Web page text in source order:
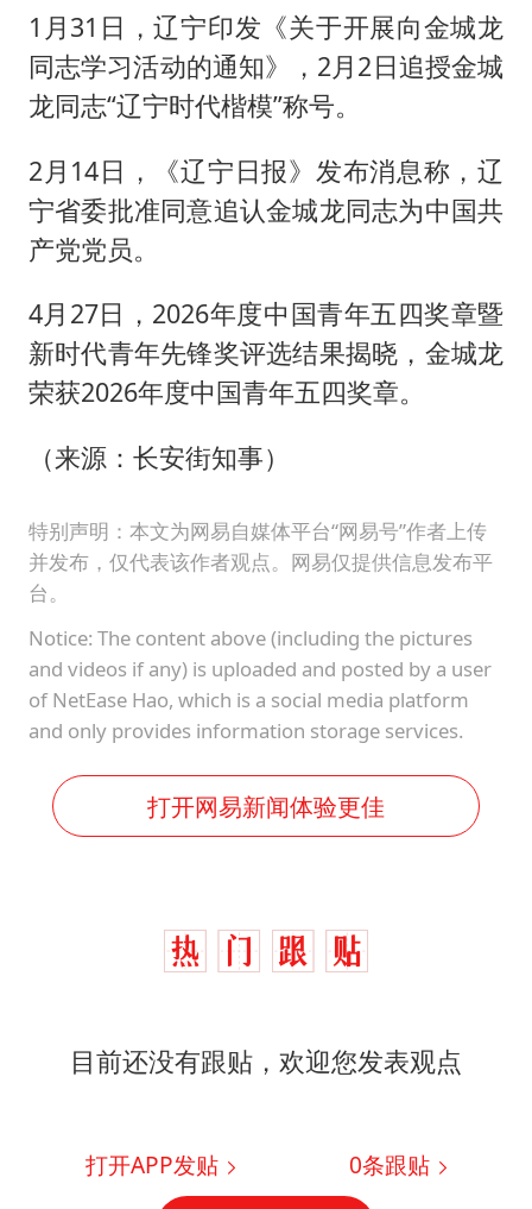
1月31日，辽宁印发《关于开展向金城龙
同志学习活动的通知》，2月2日追授金城
龙同志“辽宁时代楷模”称号。
2月14日，《辽宁日报》发布消息称，辽
宁省委批准同意追认金城龙同志为中国共
产党党员。
4月27日，2026年度中国青年五四奖章暨
新时代青年先锋奖评选结果揭晓，金城龙
荣获2026年度中国青年五四奖章。
（来源：长安街知事）
特别声明：本文为网易自媒体平台“网易号”作者上传
并发布，仅代表该作者观点。网易仅提供信息发布平
台。
Notice: The content above (including the pictures
and videos if any) is uploaded and posted by a user
of NetEase Hao, which is a social media platform
and only provides information storage services.
打开网易新闻体验更佳
目前还没有跟贴，欢迎您发表观点
打开APP发贴 0条跟贴